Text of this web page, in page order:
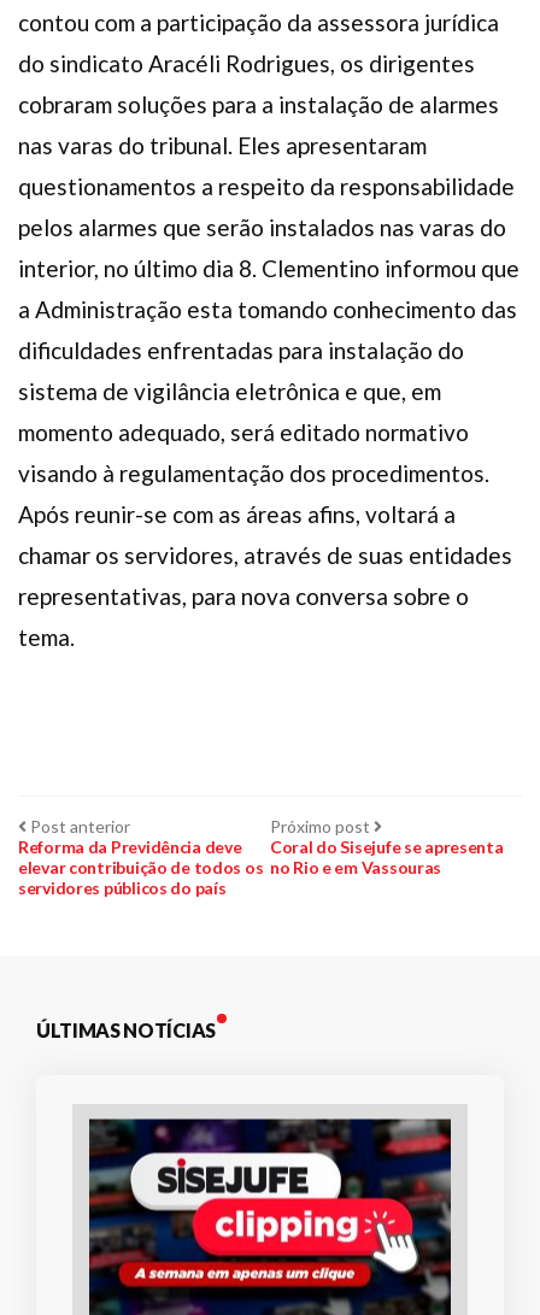
contou com a participação da assessora jurídica
do sindicato Aracéli Rodrigues, os dirigentes
cobraram soluções para a instalação de alarmes
nas varas do tribunal. Eles apresentaram
questionamentos a respeito da responsabilidade
pelos alarmes que serão instalados nas varas do
interior, no último dia 8. Clementino informou que
a Administração esta tomando conhecimento das
dificuldades enfrentadas para instalação do
sistema de vigilância eletrônica e que, em
momento adequado, será editado normativo
visando à regulamentação dos procedimentos.
Após reunir-se com as áreas afins, voltará a
chamar os servidores, através de suas entidades
representativas, para nova conversa sobre o
tema.
Navegação
de
Post anteriorPost
anterior:
Reforma da Previdência deve
elevar contribuição de todos os
servidores públicos do país
Próximo post Próximo
post:
Coral do Sisejufe se apresenta
no Rio e em Vassouras
ÚLTIMAS NOTÍCIAS
FacebookInstagramTwitter YoutubeTikTok Whatsapp